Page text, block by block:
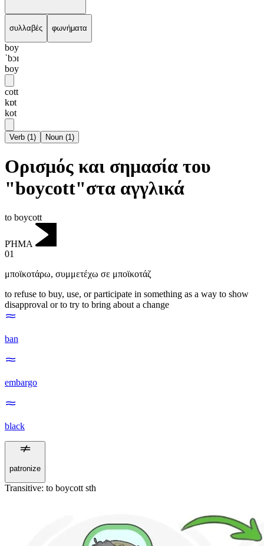
συλλαβές φωνήματα
boy
ˈbɔɪ
boy
cott
kɒt
kot
Verb (1) Noun (1)
Ορισμός και σημασία του
"boycott"στα αγγλικά
to boycott
ΡΉΜΑ
01
μποϊκοτάρω, συμμετέχω σε μποϊκοτάζ
to refuse to buy, use, or participate in something as a way to show
disapproval or to try to bring about a change
ban
embargo
black
patronize
Transitive: to boycott sth